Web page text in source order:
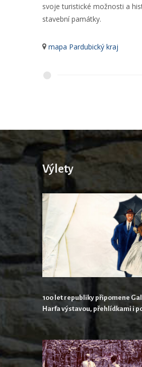
svoje turistické možnosti a
stavební památky.
mapa Pardubický kraj
Výlety
100 let republiky připomene
Harfa výstavou, přehlídkami i